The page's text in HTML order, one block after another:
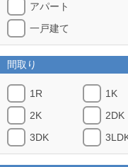
アパート
一戸建て
間取り
1R 1K
2K
2DK
3DK